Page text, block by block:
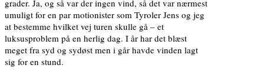
grader. Ja, og så var der ingen vind, så det var nærmest
umuligt for en par motionister som Tyroler Jens og jeg
at bestemme hvilket vej turen skulle gå – et
luksusproblem på en herlig dag. I år har det blæst
meget fra syd og sydøst men i går havde vinden lagt
sig for en stund.